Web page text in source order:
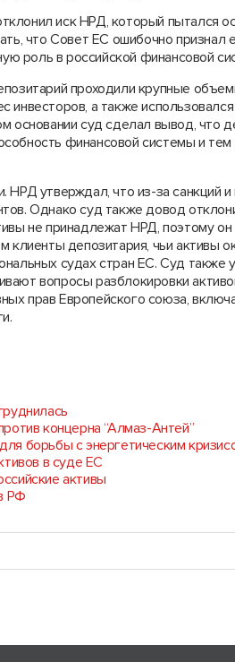
иск НРД, который пытался
что Совет ЕС ошибочно признал
роль в российской финансовой
проходили крупные
а также
основании суд сделал вывод, что
финансовой системы и
НРД утверждал, что из-за санкций
Однако суд также довод
не принадлежат НРД, поэтому
клиенты депозитария, чьи активы
судах стран ЕС. Суд также
вопросы разблокировки
прав Европейского союза,
концерна “Алмаз-Антей”
борьбы с энергетическим
в суде ЕС
активы
РФ